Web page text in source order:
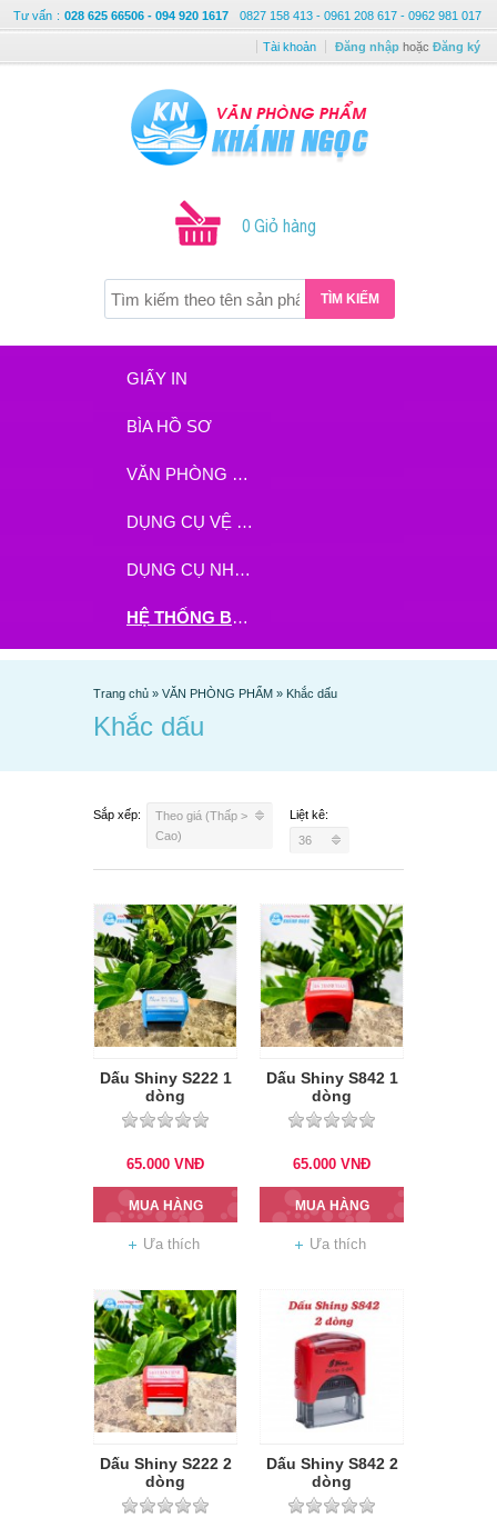
Tư vấn : 028 625 66506 - 094 920 1617 0827 158 413 - 0961 208 617 - 0962 981 017
Tài khoản Đăng nhập hoặc Đăng ký
0 Giỏ hàng
TÌM KIẾM
GIẤY IN
BÌA HỒ SƠ
VĂN PHÒNG PHẨM
DỤNG CỤ VỆ SINH
DỤNG CỤ NHÀ BẾP
HỆ THỐNG BHX - TGDĐ ĐẶT HÀNG TẠI ĐÂY
Trang chủ » VĂN PHÒNG PHẨM » Khắc dấu
Khắc dấu
Sắp xếp:
Theo giá (Thấp >
Cao)
Liệt kê:
36
Dấu Shiny S222 1
dòng
65.000 VNĐ
MUA HÀNG
Ưa thích
Dấu Shiny S842 1
dòng
65.000 VNĐ
MUA HÀNG
Ưa thích
Dấu Shiny S222 2
dòng
Dấu Shiny S842 2
dòng